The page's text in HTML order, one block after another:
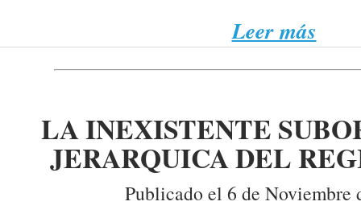
Leer más
LA INEXISTENTE
JERARQUICA DEL
Publicado el 6 de Noviembre